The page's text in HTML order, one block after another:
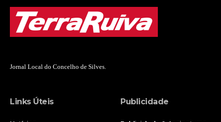
Jornal Local do Concelho de Silves.
Links Úteis Publicidade